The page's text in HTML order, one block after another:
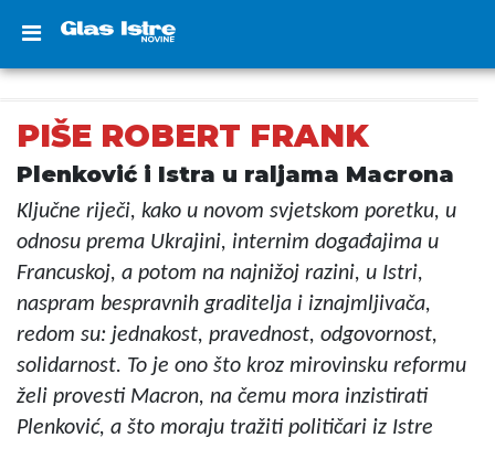
PIŠE ROBERT FRANK
Plenković i Istra u raljama Macrona
Ključne riječi, kako u novom svjetskom poretku, u
odnosu prema Ukrajini, internim događajima u
Francuskoj, a potom na najnižoj razini, u Istri,
naspram bespravnih graditelja i iznajmljivača,
redom su: jednakost, pravednost, odgovornost,
solidarnost. To je ono što kroz mirovinsku reformu
želi provesti Macron, na čemu mora inzistirati
Plenković, a što moraju tražiti političari iz Istre